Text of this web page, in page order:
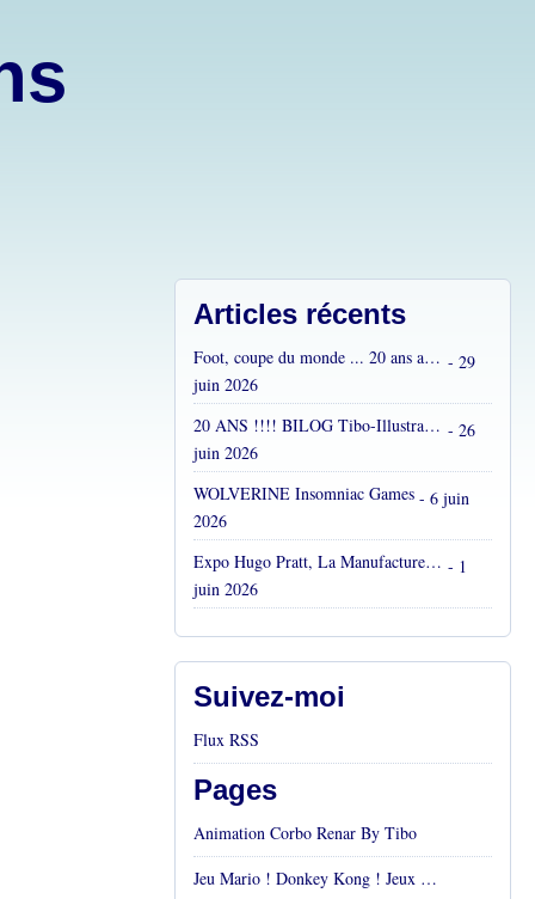
Articles récents
Foot, coupe du monde ... 20 ans après... - 29
juin 2026
20 ANS !!!! BILOG Tibo-Illustrations !! C'est fou ! - 26
juin 2026
WOLVERINE Insomniac Games - 6 juin
2026
Expo Hugo Pratt, La Manufacture, Aix en Provence, Mai 2026 - 1
juin 2026
Suivez-moi
Flux RSS
Pages
Animation Corbo Renar By Tibo
Jeu Mario ! Donkey Kong ! Jeux vidéos Rétro !